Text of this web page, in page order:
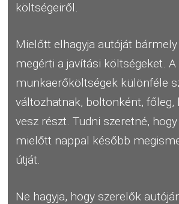
költségeiről.
Mielőtt elhagyja autóját
megérti a javítási költségeket. A
munkaerőköltségek különféle
változhatnak, boltonként, főleg,
vesz részt. Tudni szeretné,
mielőtt nappal később
útját.
Ne hagyja, hogy szerelők